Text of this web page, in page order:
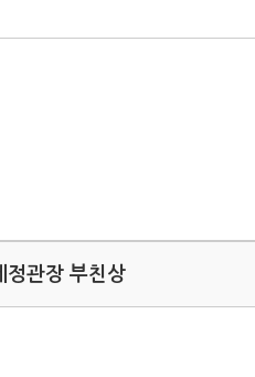
정관장 부친상